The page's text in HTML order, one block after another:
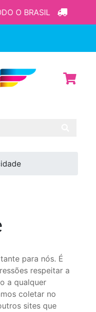
O BRASIL
para nós. É
respeitar a
a qualquer
coletar no
sites que